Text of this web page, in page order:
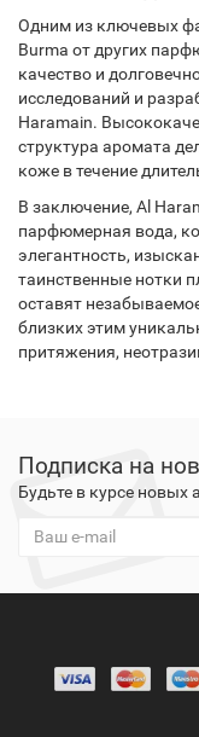
Одним из ключевых
Burma от других
качество и
исследований и
Haramain.
структура аромата
коже в течение
В заключение, Al
парфюмерная вода,
элегантность,
таинственные нотки
оставят
близких этим
притяжения,
Подписка на
Будьте в курсе новых